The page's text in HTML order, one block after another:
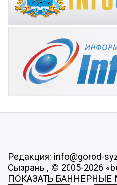
Редакция: info@gorod-
Сызрань , © 2005-2026
ПОКАЗАТЬ БАННЕРНЫЕ